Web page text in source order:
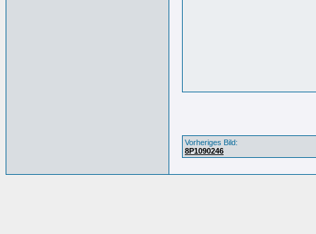
Vorheriges Bild:
8P1090246